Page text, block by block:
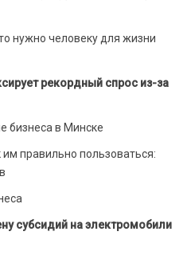
нужно человеку для жизни
рекордный спрос из-за
бизнеса в Минске
правильно пользоваться:
субсидий на электромобили